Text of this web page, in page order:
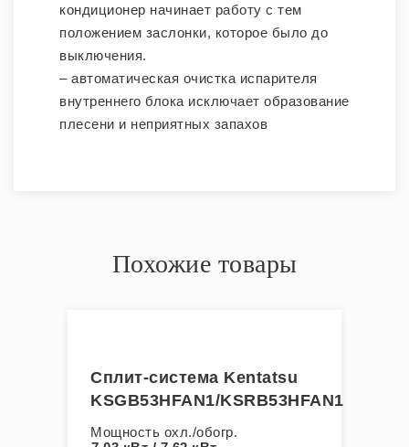
кондиционер начинает работу с тем
положением заслонки, которое было до
выключения.
– автоматическая очистка испарителя
внутреннего блока исключает образование
плесени и неприятных запахов
Похожие товары
Сплит-система Kentatsu
KSGB53HFAN1/KSRB53HFAN1
Мощность охл./обогр.